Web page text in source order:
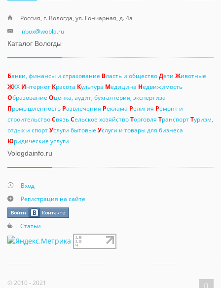
Россия, г. Вологда, ул. Гончарная, д. 4а
inbox@wobla.ru
Каталог Вологды
Банки, финансы и страхование Власть и обществоДети Животные
ЖКХ Интернет Красота Культура Медицина Недвижимость
Образование Оценка, аудит, бухгалтерия, экспертиза
Промышленность Развлечения Реклама Религия Ремонт и
строительствоСвязьСельское хозяйствоТорговля ТранспортТуризм,
отдых и спортУслуги бытовые Услуги и товары для бизнеса
Юридические услуги
Vologdainfo.ru
Вход
Регистрация на сайте
Статьи
© 2010 - 2021